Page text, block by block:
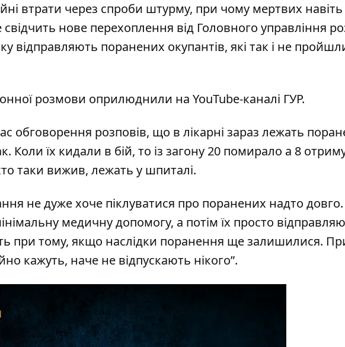
втрати через спроби штурму, при чому мертвих
нове перехоплення від Головного управління
відправляють поранених окупантів, які так і не
розмови оприлюднили на YouTube-каналі ГУР.
обговорення розповів, що в лікарні зараз лежать
Коли їх кидали в бій, то із загону 20 помирало а 8
таки вижив, лежать у шпиталі.
не дуже хоче піклуватися про поранених надто
медичну допомогу, а потім їх просто
при тому, якщо наслідки поранення ще залишилися.
кажуть, наче не відпускають нікого”.